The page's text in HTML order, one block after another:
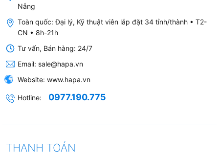
Nẵng
Toàn quốc: Đại lý, Kỹ thuật viên lắp đặt 34 tỉnh/thành • T2-
CN • 8h-21h
Tư vấn, Bán hàng: 24/7
Email: sale@hapa.vn
Website: www.hapa.vn
Hotline: 0977.190.775
THANH TOÁN